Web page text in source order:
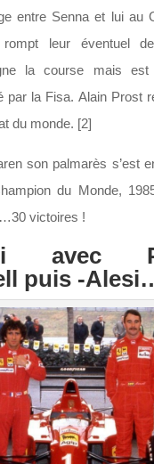
entre Senna et lui au
leur éventuel
la course mais est
par la Fisa. Alain Prost
du monde. [2]
son palmarès s’est
du Monde,
victoires !
avec
puis -